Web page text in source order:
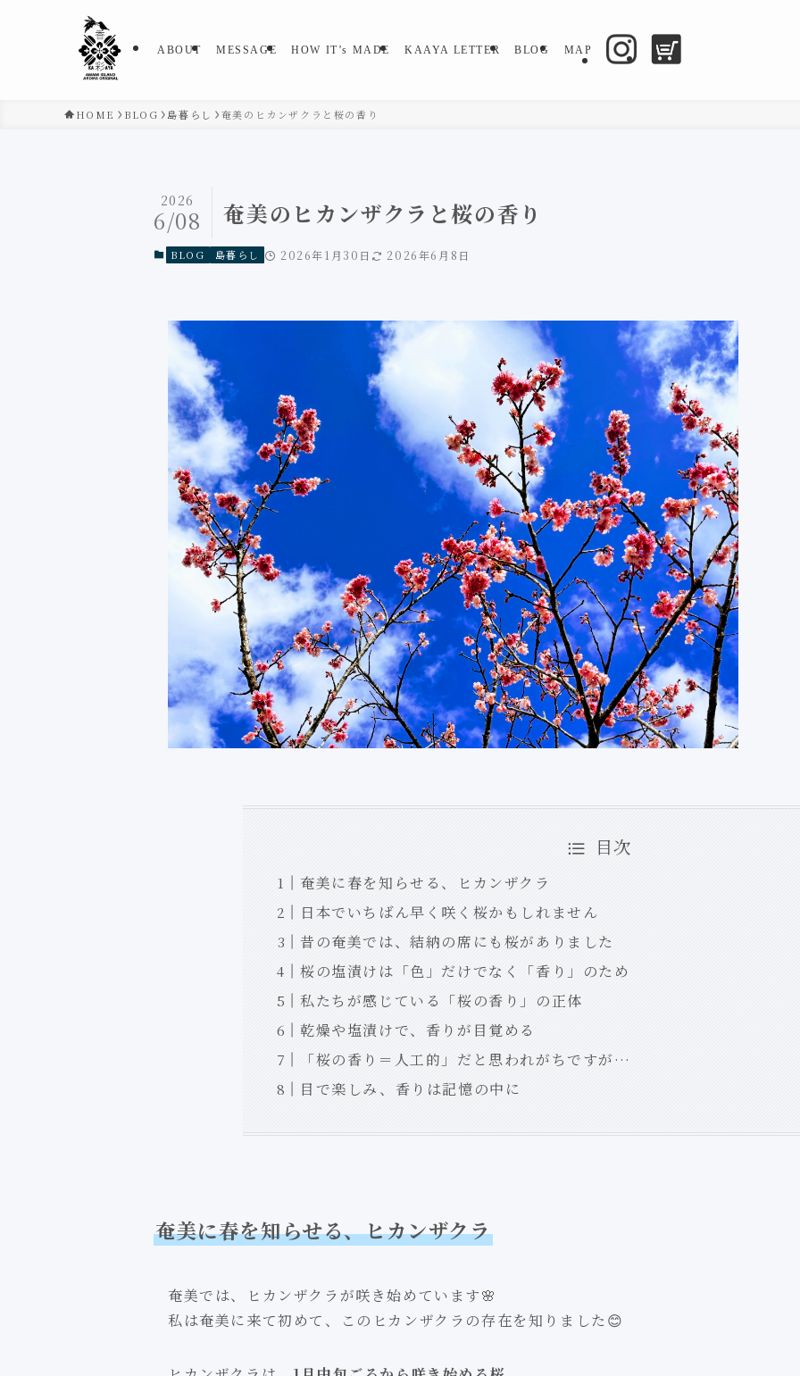
ABOUT MESSAGE HOW IT’s MADE KAAYA LETTER BLOG MAP
HOME BLOG 島暮らし 奄美のヒカンザクラと桜の香り
奄美のヒカンザクラと桜の香り
2026
6/08
BLOG 島暮らし 2026年1月30日 2026年6月8日
目次
奄美に春を知らせる、ヒカンザクラ
日本でいちばん早く咲く桜かもしれません
昔の奄美では、結納の席にも桜がありました
桜の塩漬けは「色」だけでなく「香り」のため
私たちが感じている「桜の香り」の正体
乾燥や塩漬けで、香りが目覚める
「桜の香り＝人工的」だと思われがちですが…
目で楽しみ、香りは記憶の中に
奄美に春を知らせる、ヒカンザクラ
奄美では、ヒカンザクラが咲き始めています🌸
私は奄美に来て初めて、このヒカンザクラの存在を知りました😊